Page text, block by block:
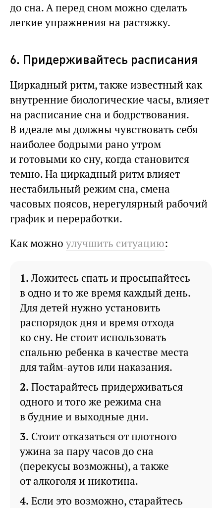
до сна. А перед сном можно сделать
легкие упражнения на растяжку.
6. Придерживайтесь расписания
Циркадный ритм, также известный как
внутренние биологические часы, влияет
на расписание сна и бодрствования.
В идеале мы должны чувствовать себя
наиболее бодрыми рано утром
и готовыми ко сну, когда становится
темно. На циркадный ритм влияет
нестабильный режим сна, смена
часовых поясов, нерегулярный рабочий
график и переработки.
Как можно улучшить ситуацию:
Ложитесь спать и просыпайтесь
в одно и то же время каждый день.
Для детей нужно установить
распорядок дня и время отхода
ко сну. Не стоит использовать
спальню ребенка в качестве места
для тайм-аутов или наказания.
Постарайтесь придерживаться
одного и того же режима сна
в будние и выходные дни.
Стоит отказаться от плотного
ужина за пару часов до сна
(перекусы возможны), а также
от алкоголя и никотина.
Если это возможно, старайтесь